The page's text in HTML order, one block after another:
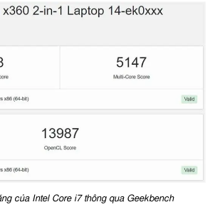
của Intel Core i7 thông qua Geekbench